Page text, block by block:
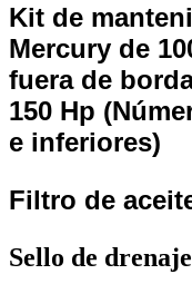
Kit de
Mercury de
fuera de
150 Hp
e inferiores)
Filtro de
Sello de